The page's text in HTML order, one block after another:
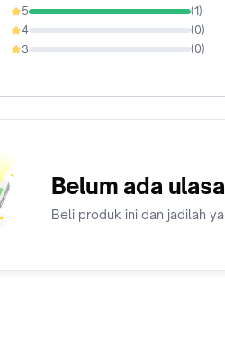
5 (1)
100%
4 (0)
0%
3 (0)
0%
Belum ada
Beli produk ini dan jadilah